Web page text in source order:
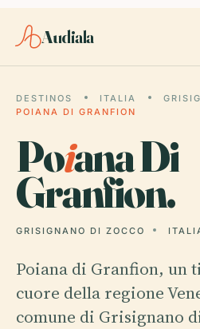
Audiala
DESTINOS ITALIA
POIANA DI GRANFION
Poiana Di
Granfion.
GRISIGNANO DI ZOCCO
Poiana di Granfion, un
cuore della regione
comune di Grisignano